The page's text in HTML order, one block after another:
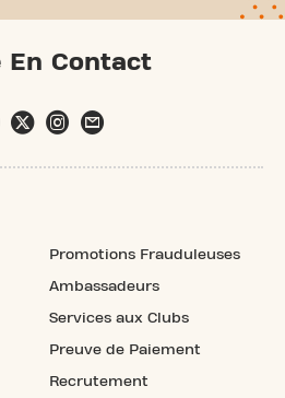
En Contact
Promotions Frauduleuses
Ambassadeurs
Services aux Clubs
Preuve de Paiement
Recrutement